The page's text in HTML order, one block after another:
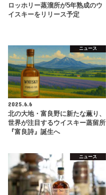
ロッホリー蒸溜所が5年熟成のウ
イスキーをリリース予定
ニュース
2025.6.6
北の大地・富良野に新たな薫り、
世界が注目するウイスキー蒸留所
『富良詩』誕生へ
ニュース